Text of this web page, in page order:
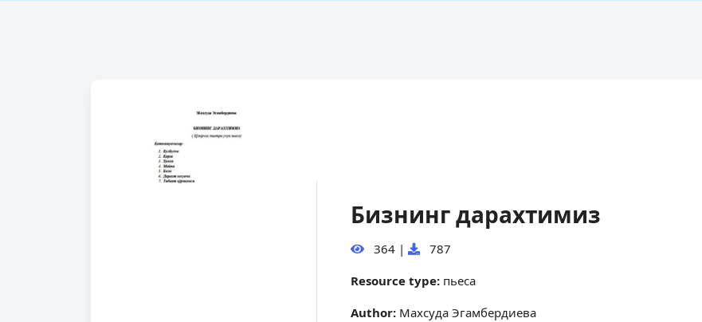
Бизнинг дарахтимиз
364 |
787
Resource type: пьеса
Author: Махсуда Эгамбердиева